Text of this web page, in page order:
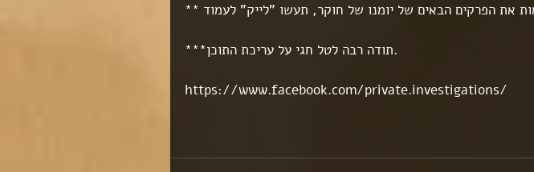
***תודה רבה לטל חגי על עריכת התוכן.
https://www.facebook.com/private.investigations/